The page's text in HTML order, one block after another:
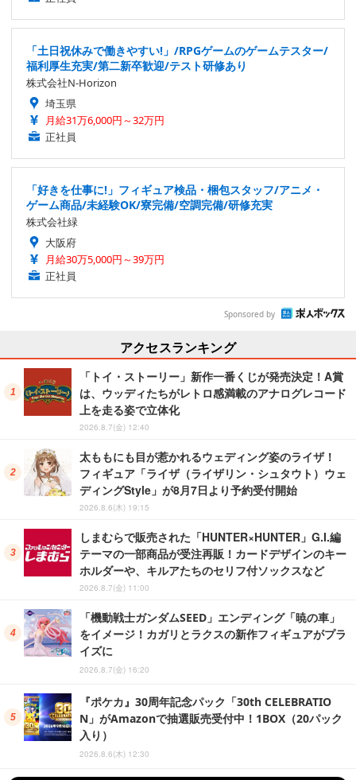
「土日祝休みで働きやすい!」/RPGゲームのゲームテスター/
福利厚生充実/第二新卒歓迎/テスト研修あり
株式会社N-Horizon
埼玉県
月給31万6,000円～32万円
正社員
「好きを仕事に!」フィギュア検品・梱包スタッフ/アニメ・
ゲーム商品/未経験OK/寮完備/空調完備/研修充実
株式会社緑
大阪府
月給30万5,000円～39万円
正社員
Sponsored by
アクセスランキング
「トイ・ストーリー」新作一番くじが発売決定！A賞
は、ウッディたちがレトロ感満載のアナログレコード
上を走る姿で立体化
2026.8.7(金) 12:40
太ももにも目が惹かれるウェディング姿のライザ！
フィギュア「ライザ（ライザリン・シュタウト）ウェ
ディングStyle」が8月7日より予約受付開始
2026.8.6(木) 19:15
しまむらで販売された「HUNTER×HUNTER」G.I.編
テーマの一部商品が受注再販！カードデザインのキー
ホルダーや、キルアたちのセリフ付ソックスなど
2026.8.7(金) 11:00
「機動戦士ガンダムSEED」エンディング「暁の車」
をイメージ！カガリとラクスの新作フィギュアがプラ
イズに
2026.8.7(金) 16:20
『ポケカ』30周年記念パック「30th CELEBRATIO
N」がAmazonで抽選販売受付中！1BOX（20パック
入り）
2026.8.6(木) 12:30